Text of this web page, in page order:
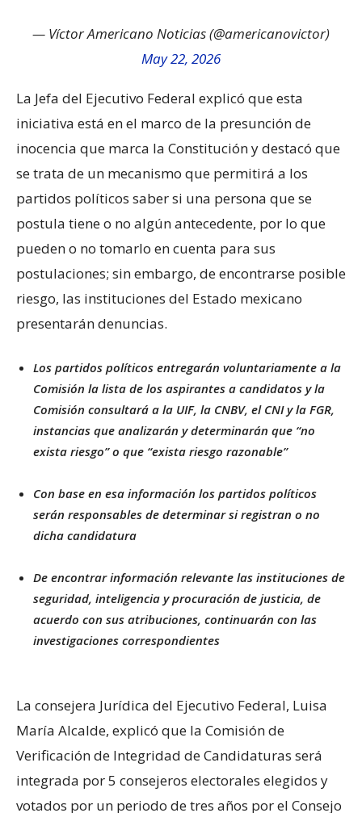
— Víctor Americano Noticias (@americanovictor)
May 22, 2026
La Jefa del Ejecutivo Federal explicó que esta
iniciativa está en el marco de la presunción de
inocencia que marca la Constitución y destacó que
se trata de un mecanismo que permitirá a los
partidos políticos saber si una persona que se
postula tiene o no algún antecedente, por lo que
pueden o no tomarlo en cuenta para sus
postulaciones; sin embargo, de encontrarse posible
riesgo, las instituciones del Estado mexicano
presentarán denuncias.
Los partidos políticos entregarán voluntariamente a la
Comisión la lista de los aspirantes a candidatos y la
Comisión consultará a la UIF, la CNBV, el CNI y la FGR,
instancias que analizarán y determinarán que “no
exista riesgo” o que “exista riesgo razonable”
Con base en esa información los partidos políticos
serán responsables de determinar si registran o no
dicha candidatura
De encontrar información relevante las instituciones de
seguridad, inteligencia y procuración de justicia, de
acuerdo con sus atribuciones, continuarán con las
investigaciones correspondientes
La consejera Jurídica del Ejecutivo Federal, Luisa
María Alcalde, explicó que la Comisión de
Verificación de Integridad de Candidaturas será
integrada por 5 consejeros electorales elegidos y
votados por un periodo de tres años por el Consejo